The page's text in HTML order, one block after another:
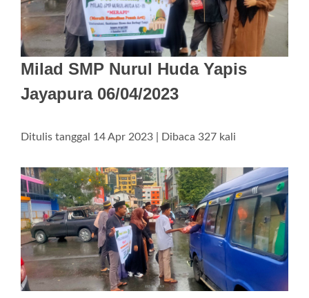
Milad SMP Nurul Huda Yapis
Jayapura 06/04/2023
Ditulis tanggal 14 Apr 2023 | Dibaca 327 kali